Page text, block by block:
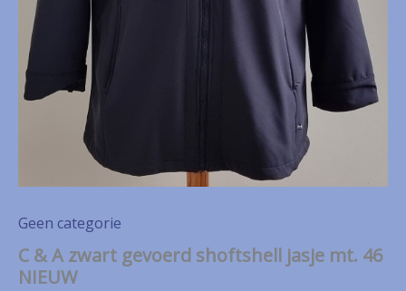
Geen categorie
C & A zwart gevoerd shoftshell jasje mt. 46
NIEUW